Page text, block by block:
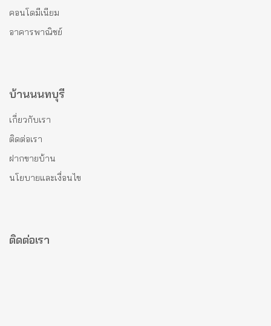
คอนโดมีเนียม
อาคารพาณิชย์
บ้านนนทบุรี
เกี่ยวกับเรา
ติดต่อเรา
ฝากขายบ้าน
นโยบายและเงื่อนไข
ติดต่อเรา